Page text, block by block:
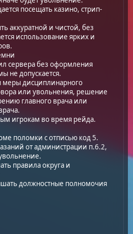
посещать казино, стрип-
аккуратной и чистой, без
использование ярких и
сервера без оформления
не допускается.
меры дисциплинарного
или увольнения, решение
главного врача или
игрокам во время рейда.
поломки с отписью код 5.
от администрации п.6.2,
правила округа и
должностные полномочия